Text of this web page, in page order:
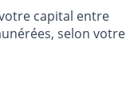
capital entre